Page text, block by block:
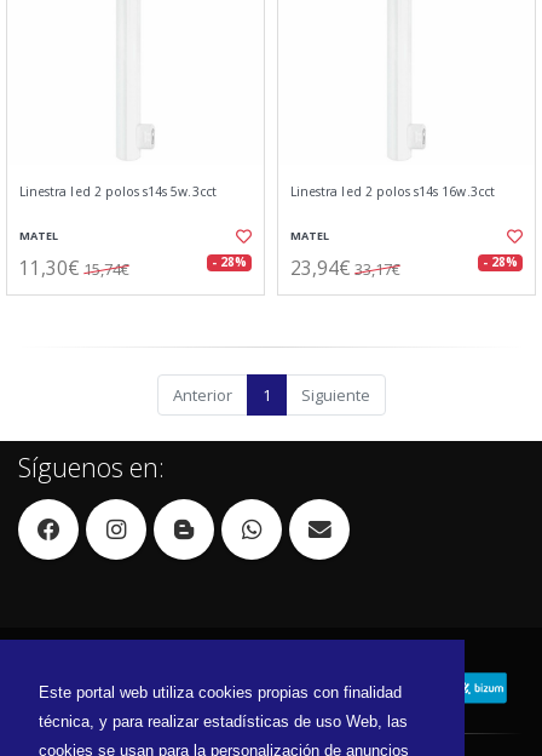
Este portal web utiliza cookies propias con finalidad
técnica, y para realizar estadísticas de uso Web, las
cookies se usan para la personalización de anuncios
Linestra led 2 polos s14s 5w.3cct
MATEL
11,30€ 15,74€ - 28%
Linestra led 2 polos s14s 16w.3cct
MATEL
23,94€ 33,17€ - 28%
Anterior 1 Siguiente
Síguenos en: